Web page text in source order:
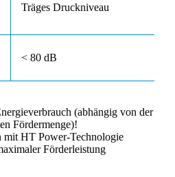
Träges Druckniveau
< 80 dB
(abhängig von der
Fördermenge)!
HT Power-Technologie
Förderleistung